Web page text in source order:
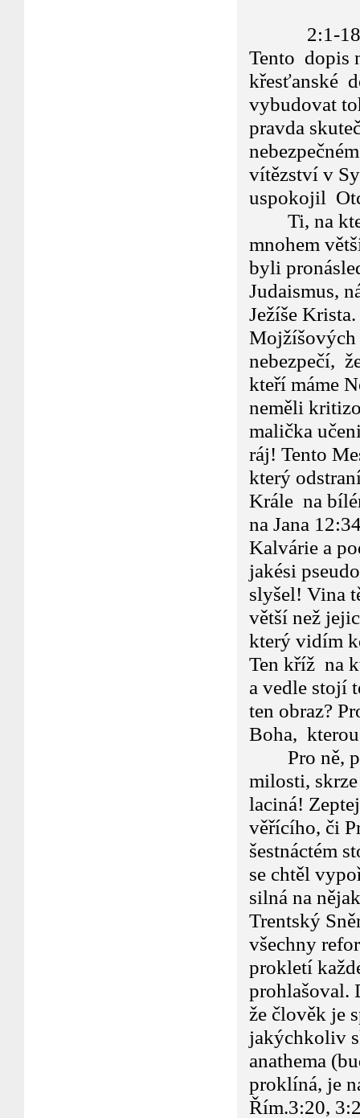
2:1-18....
Tento dopis
křesťanské
vybudovat
pravda
vítězství v
uspokojil
Ti, na
mnohem
byli
Judaismus,
Ježíše
Mojžíšových
nebezpečí,
kteří máme
neměli
malička
ráj! Tento
který
Krále na
na Jana
Kalvárie a
jakési
slyšel! Vina
větší než
který vidím
Ten kříž na
a vedle stojí
ten obraz?
Boha,
Pro ně,
milosti,
laciná!
věřícího, či
šestnáctém
se chtěl
silná na
Trentský
všechny
prokletí
prohlašoval.
že člověk je
jakýchkoliv
anathema
proklíná, je
Řím.3:20,